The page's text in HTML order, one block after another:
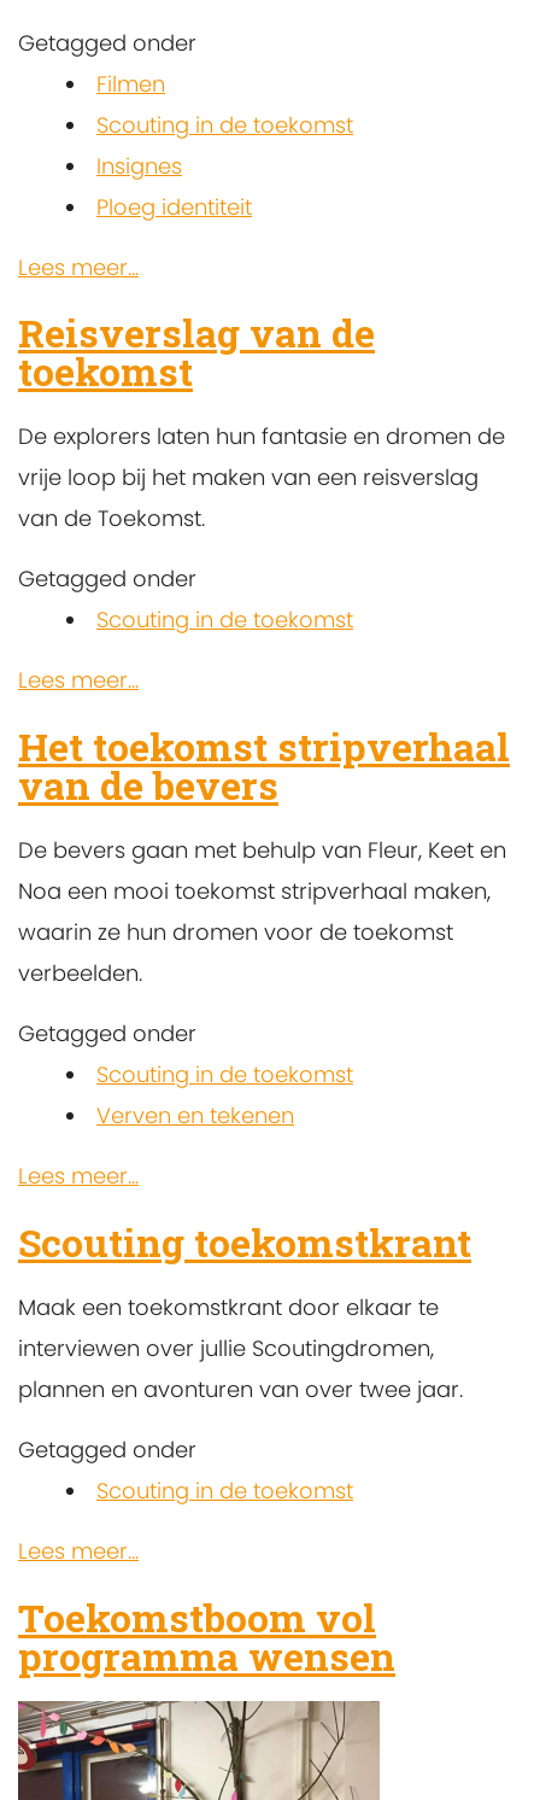
Getagged onder
Filmen
Scouting in de toekomst
Insignes
Ploeg identiteit
Lees meer...
Reisverslag van de
toekomst
De explorers laten hun fantasie en dromen de
vrije loop bij het maken van een reisverslag
van de Toekomst.
Getagged onder
Scouting in de toekomst
Lees meer...
Het toekomst stripverhaal
van de bevers
De bevers gaan met behulp van Fleur, Keet en
Noa een mooi toekomst stripverhaal maken,
waarin ze hun dromen voor de toekomst
verbeelden.
Getagged onder
Scouting in de toekomst
Verven en tekenen
Lees meer...
Scouting toekomstkrant
Maak een toekomstkrant door elkaar te
interviewen over jullie Scoutingdromen,
plannen en avonturen van over twee jaar.
Getagged onder
Scouting in de toekomst
Lees meer...
Toekomstboom vol
programma wensen